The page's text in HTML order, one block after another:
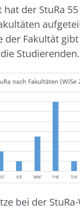
hat der StuRa
der Fakultät
die Studierenden.
bei der